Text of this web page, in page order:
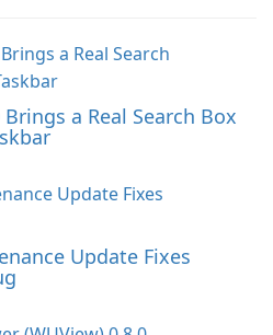
a Real Search Box
Update Fixes